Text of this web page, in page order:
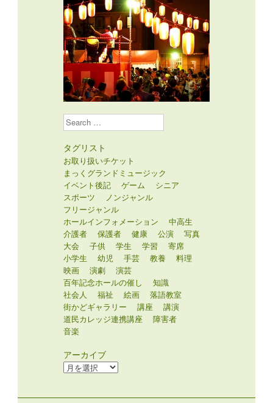
Search
タグリスト
お取り扱いチケット
まっくグランドミュージック
イベント後記
ゲーム
シニア
スポーツ
ノンジャンル
フリージャンル
ホールインフォメーション
中高生
介護者
保護者 健康 公演
写真
大会
子供 学生 学習
寄席
小学生
幼児 手芸 教養
料理
映画
演劇
演芸
百年記念ホールの催し
知識
社会人
福祉 絵画
落語教室
街かどギャラリー
講座
講演
道民カレッジ連携講座
障害者
音楽
アーカイブ
ア